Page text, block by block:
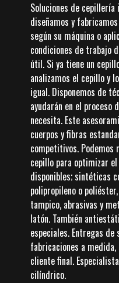
Soluciones de
diseñamos y
según su máquina o
condiciones de trabajo
útil. Si ya tiene un
analizamos el cepillo y
igual. Disponemos de
ayudarán en el
necesita. Este
cuerpos y fibras
competitivos.
cepillo para optimizar
disponibles; sintéticas
polipropileno o
tampico, abrasivas y
latón. También
especiales. Entregas
fabricaciones a
cliente final.
cilíndrico.